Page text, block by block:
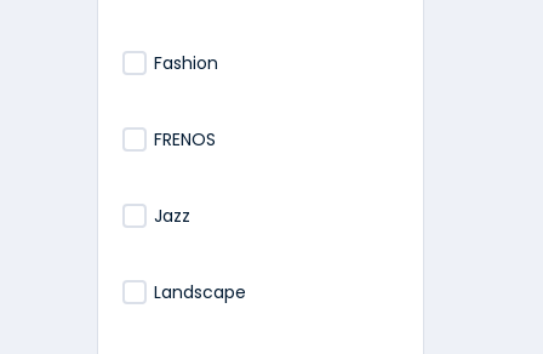
Fashion
FRENOS
Jazz
Landscape